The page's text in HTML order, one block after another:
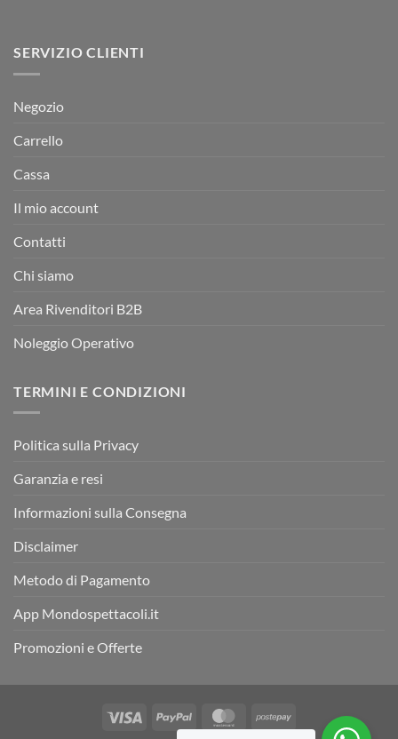
SERVIZIO CLIENTI
Negozio
Carrello
Cassa
Il mio account
Contatti
Chi siamo
Area Rivenditori B2B
Noleggio Operativo
TERMINI E CONDIZIONI
Politica sulla Privacy
Garanzia e resi
Informazioni sulla Consegna
Disclaimer
Metodo di Pagamento
App Mondospettacoli.it
Promozioni e Offerte